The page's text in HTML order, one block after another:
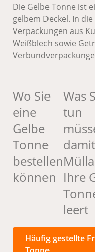
Die Gelbe Tonne ist
gelbem Deckel. In
Verpackungen aus
Weißblech sowie
Wo Sie
eine
Gelbe
Tonne
bestellen
können
Was
tun
Ihre
leert
Häufig gestellte